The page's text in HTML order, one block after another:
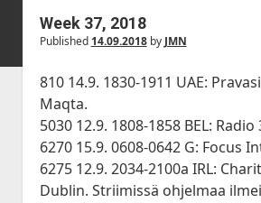
Etusivu
Asemalistat
Kesä 2018
Kesä 2017
Kesä 2016
Artikkelit
Körner 19.3 by Ismo
Historia
Tilastot
JVA DX-Sivu: LA 2017-
Lokit
Week 37, 2018
Published 14.09.2018by JMN
810 14.9. 1830-1911 UAE:
Maqta.
5030 12.9. 1808-1858 BEL: Radio
6270 15.9. 0608-0642 G: Focus
6275 12.9. 2034-2100a IRL:
Dublin. Striimissä ohjelmaa